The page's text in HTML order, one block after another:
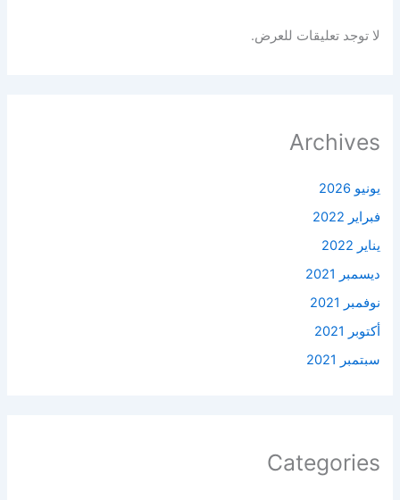
لا توجد تعليقات للعرض.
Archives
يونيو 2026
فبراير 2022
يناير 2022
ديسمبر 2021
نوفمبر 2021
أكتوبر 2021
سبتمبر 2021
Categories